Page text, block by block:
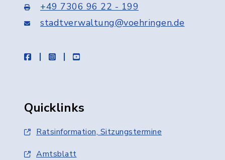
+49 7306 96 22 - 199
stadtverwaltung@voehringen.de
facebookinstagramyoutube
Quicklinks
Ratsinformation, Sitzungstermine
Amtsblatt